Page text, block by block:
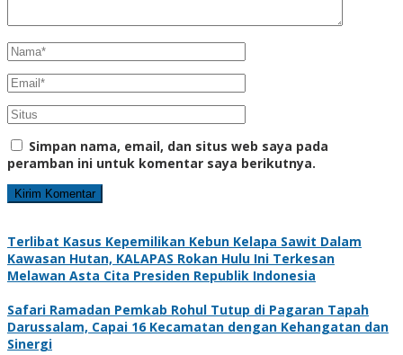
Simpan nama, email, dan situs web saya pada
peramban ini untuk komentar saya berikutnya.
Terlibat Kasus Kepemilikan Kebun Kelapa Sawit Dalam
Kawasan Hutan, KALAPAS Rokan Hulu Ini Terkesan
Melawan Asta Cita Presiden Republik Indonesia
Safari Ramadan Pemkab Rohul Tutup di Pagaran Tapah
Darussalam, Capai 16 Kecamatan dengan Kehangatan dan
Sinergi